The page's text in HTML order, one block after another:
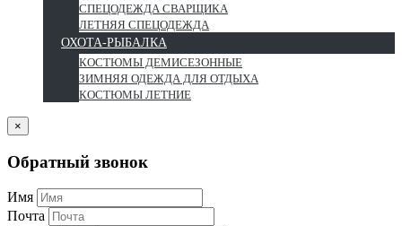
СПЕЦОДЕЖДА СВАРЩИКА
ЛЕТНЯЯ СПЕЦОДЕЖДА
ОХОТА-РЫБАЛКА
КОСТЮМЫ ДЕМИСЕЗОННЫЕ
ЗИМНЯЯ ОДЕЖДА ДЛЯ ОТДЫХА
КОСТЮМЫ ЛЕТНИЕ
×
Обратный звонок
Имя
Почта